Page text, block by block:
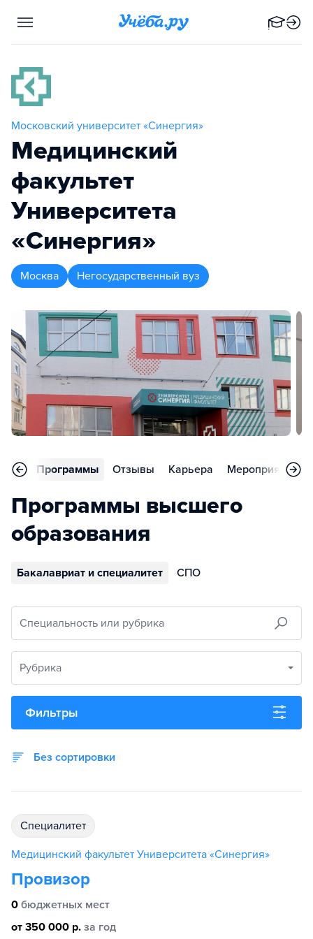
Московский университет «Синергия»
Медицинский
факультет
Университета
«Синергия»
Москва Негосударственный вуз
Программы Отзывы Карьера Мероприятия
Программы высшего
образования
Бакалавриат и специалитет СПО
Специальность или рубрика
Рубрика
Фильтры
Без сортировки
специалитет
Медицинский факультет Университета «Синергия»
Провизор
0 бюджетных мест
от 350 000 р. за год